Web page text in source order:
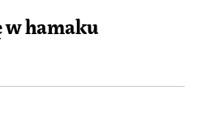
w hamaku